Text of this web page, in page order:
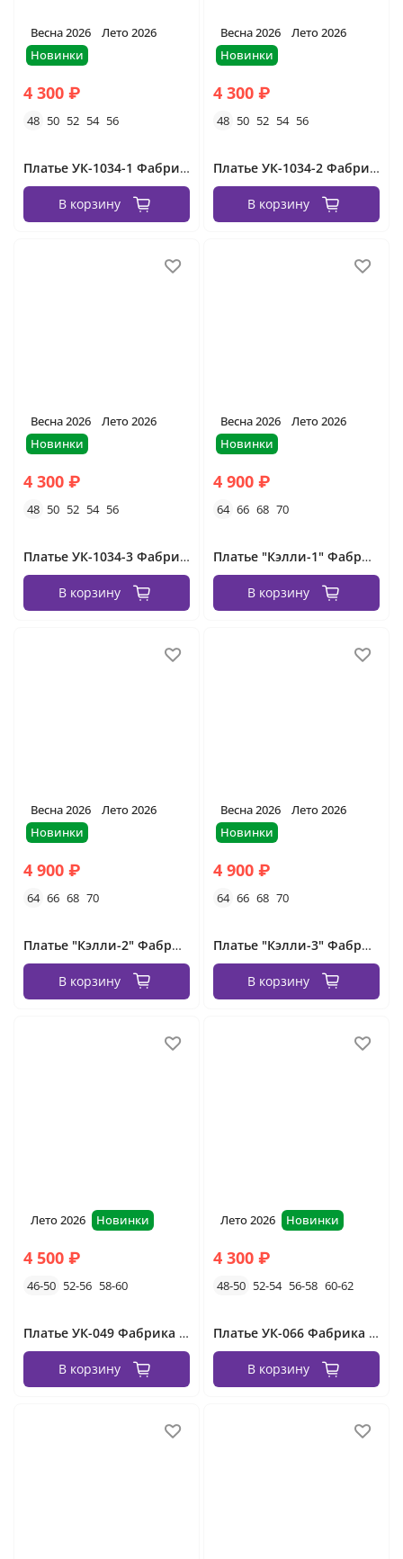
Весна 2026
Лето 2026
Новинки
4 300 ₽
48 50 52 54 56
Платье УК-1034-1 Фабрика Моды
В корзину
Весна 2026
Лето 2026
Новинки
4 300 ₽
48 50 52 54 56
Платье УК-1034-2 Фабрика Моды
В корзину
Весна 2026
Лето 2026
Новинки
4 300 ₽
48 50 52 54 56
Платье УК-1034-3 Фабрика Моды
В корзину
Весна 2026
Лето 2026
Новинки
4 900 ₽
64 66 68 70
Платье "Кэлли-1" Фабрика Моды
В корзину
Весна 2026
Лето 2026
Новинки
4 900 ₽
64 66 68 70
Платье "Кэлли-2" Фабрика Моды
В корзину
Весна 2026
Лето 2026
Новинки
4 900 ₽
64 66 68 70
Платье "Кэлли-3" Фабрика Моды
В корзину
Лето 2026 Новинки
4 500 ₽
46-50 52-56 58-60
Платье УК-049 Фабрика Моды
В корзину
Лето 2026 Новинки
4 300 ₽
48-50 52-54 56-58 60-62
Платье УК-066 Фабрика Моды
В корзину